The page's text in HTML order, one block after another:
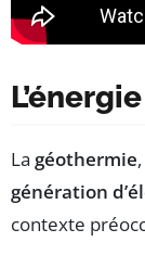
La géothermie
génération
contexte